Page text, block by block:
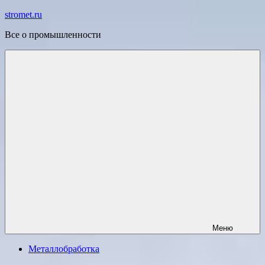
Перейти
содержимому
stromet.ru
Все о промышленности
Меню
Металлобработка